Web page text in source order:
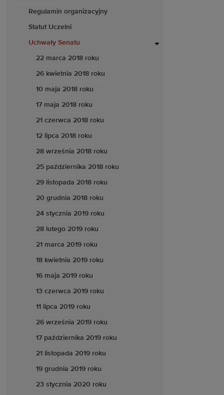
Regulamin organizacyjny
Statut Uczelni
Uchwały Senatu
22 marca 2018 roku
26 kwietnia 2018 roku
10 maja 2018 roku
17 maja 2018 roku
21 czerwca 2018 roku
12 lipca 2018 roku
28 września 2018 roku
25 października 2018 roku
29 listopada 2018 roku
20 grudnia 2018 roku
24 stycznia 2019 roku
28 lutego 2019 roku
21 marca 2019 roku
18 kwietnia 2019 roku
16 maja 2019 roku
13 czerwca 2019 roku
11 lipca 2019 roku
26 września 2019 roku
17 października 2019 roku
21 listopada 2019 roku
19 grudnia 2019 roku
23 stycznia 2020 roku